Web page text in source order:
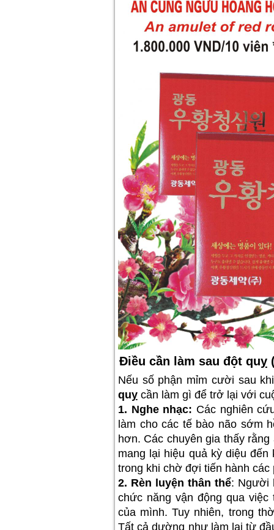
Điều cần làm sau đột quỵ
Nếu số phận mỉm cười sau
quỵ cần làm gì để trở lại với
1. Nghe nhạc: Các nghiên
làm cho các tế bào não sớm
hơn. Các chuyên gia thấy
mang lại hiệu quả kỳ diệu
trong khi chờ đợi tiến hành
2. Rèn luyện thân thể: Người
chức năng vận động qua
của mình. Tuy nhiên, trong
Tất cả dường như làm lại từ